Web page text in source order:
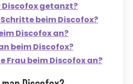
Discofox getanzt?
beim Discofox?
Discofox an?
beim Discofox?
Frau beim Discofox an?